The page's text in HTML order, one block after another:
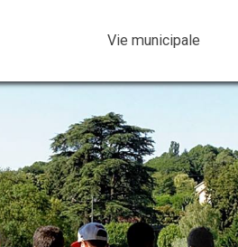
Vie municipale